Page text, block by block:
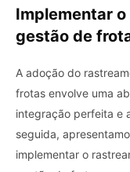
Implementar o
gestão de
A adoção do
frotas envolve uma
integração perfeita e
seguida,
implementar o